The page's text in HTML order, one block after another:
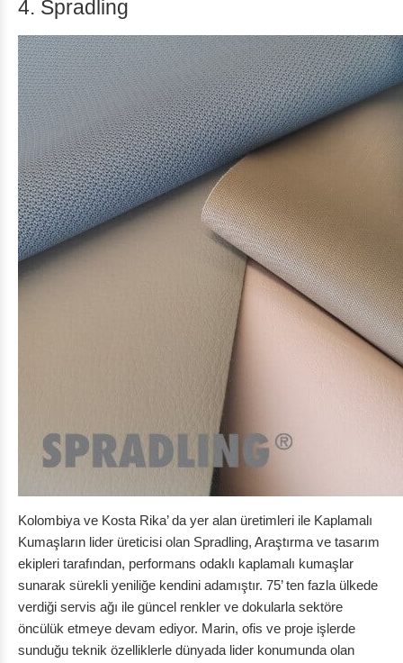
4. Spradling
Kolombiya ve Kosta Rika’ da yer alan üretimleri ile Kaplamalı
Kumaşların lider üreticisi olan Spradling, Araştırma ve tasarım
ekipleri tarafından, performans odaklı kaplamalı kumaşlar
sunarak sürekli yeniliğe kendini adamıştır. 75’ ten fazla ülkede
verdiği servis ağı ile güncel renkler ve dokularla sektöre
öncülük etmeye devam ediyor. Marin, ofis ve proje işlerde
sunduğu teknik özelliklerle dünyada lider konumunda olan